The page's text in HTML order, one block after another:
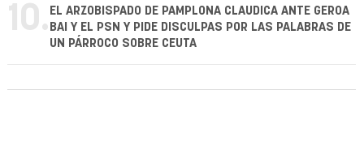
10. EL ARZOBISPADO DE PAMPLONA CLAUDICA ANTE GEROA
BAI Y EL PSN Y PIDE DISCULPAS POR LAS PALABRAS DE
UN PÁRROCO SOBRE CEUTA